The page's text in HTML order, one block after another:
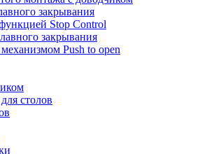
закрывания
Stop Control
закрывания
Push to open
столов